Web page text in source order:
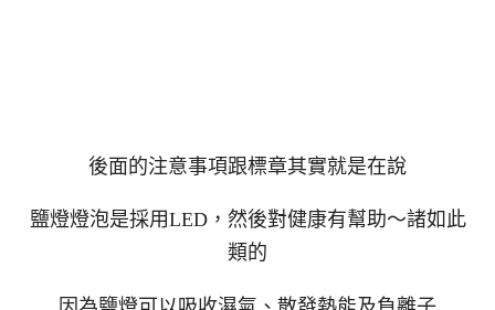
後面的注意事項跟標章其實就是在說
鹽燈燈泡是採用LED，然後對健康有幫助～諸如此
類的